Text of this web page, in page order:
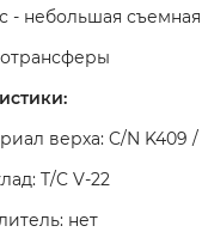
- небольшая
верха: C/N K409
T/C V-22
нет